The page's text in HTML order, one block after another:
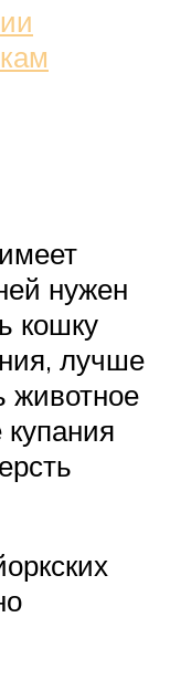
нужен
кошку
лучше
животное